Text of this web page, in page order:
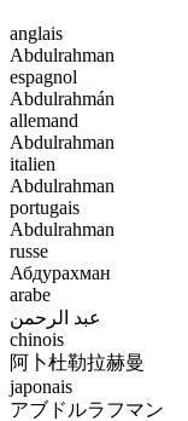
anglais
Abdulrahman
espagnol
Abdulrahmán
allemand
Abdulrahman
italien
Abdulrahman
portugais
Abdulrahman
russe
Абдурахман
arabe
عبد الرحمن
chinois
阿卜杜勒拉赫曼
japonais
アブドルラフマン